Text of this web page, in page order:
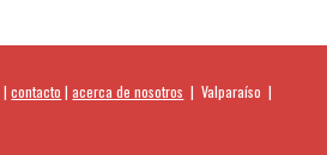
|contacto |acerca de nosotros | Valparaíso |